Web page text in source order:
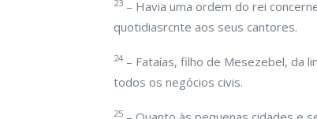
23 – Havia uma ordem do rei
quotidiasrcnte aos seus cantores.
24 – Fataías, filho de Mesezebel, da
todos os negócios civis.
25